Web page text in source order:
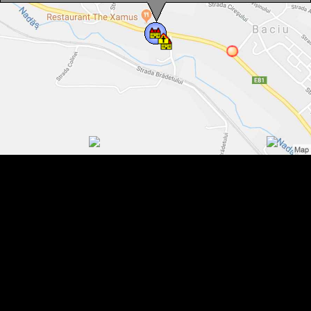
Parohia catolica, Baciu , Foto: WR